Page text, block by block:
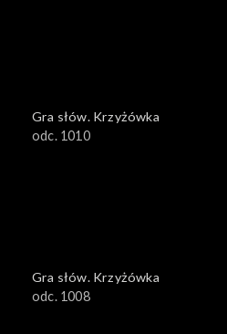
Gra słów. Krzyżówka
odc. 1010
Gra słów. Krzyżówka
odc. 1008